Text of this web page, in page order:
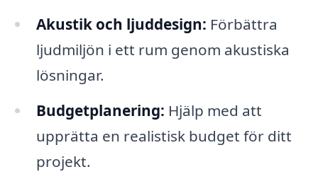
Akustik och ljuddesign: Förbättra
ljudmiljön i ett rum genom akustiska
lösningar.
Budgetplanering: Hjälp med att
upprätta en realistisk budget för ditt
projekt.